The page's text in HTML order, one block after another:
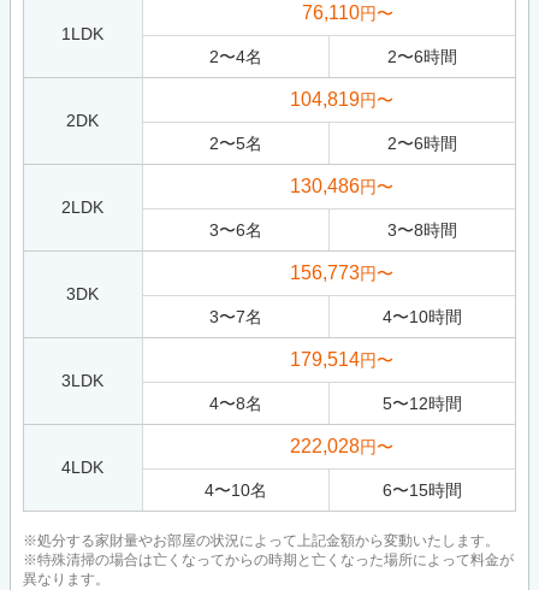
1LDK
76,110円〜
2〜4名 2〜6時間
2DK
104,819円〜
2〜5名 2〜6時間
2LDK
130,486円〜
3〜6名 3〜8時間
3DK
156,773円〜
3〜7名 4〜10時間
3LDK
179,514円〜
4〜8名 5〜12時間
4LDK
222,028円〜
4〜10名 6〜15時間
※処分する家財量やお部屋の状況によって上記金額から変動いたします。
※特殊清掃の場合は亡くなってからの時期と亡くなった場所によって料金が
異なります。